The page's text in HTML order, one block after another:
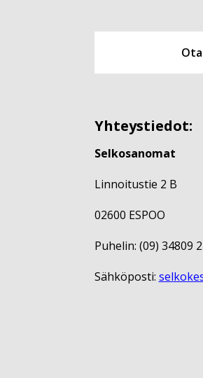
Yhteystiedot:
Selkosanomat
Linnoitustie 2 B
02600 ESPOO
Puhelin: (09) 34809
Sähköposti: